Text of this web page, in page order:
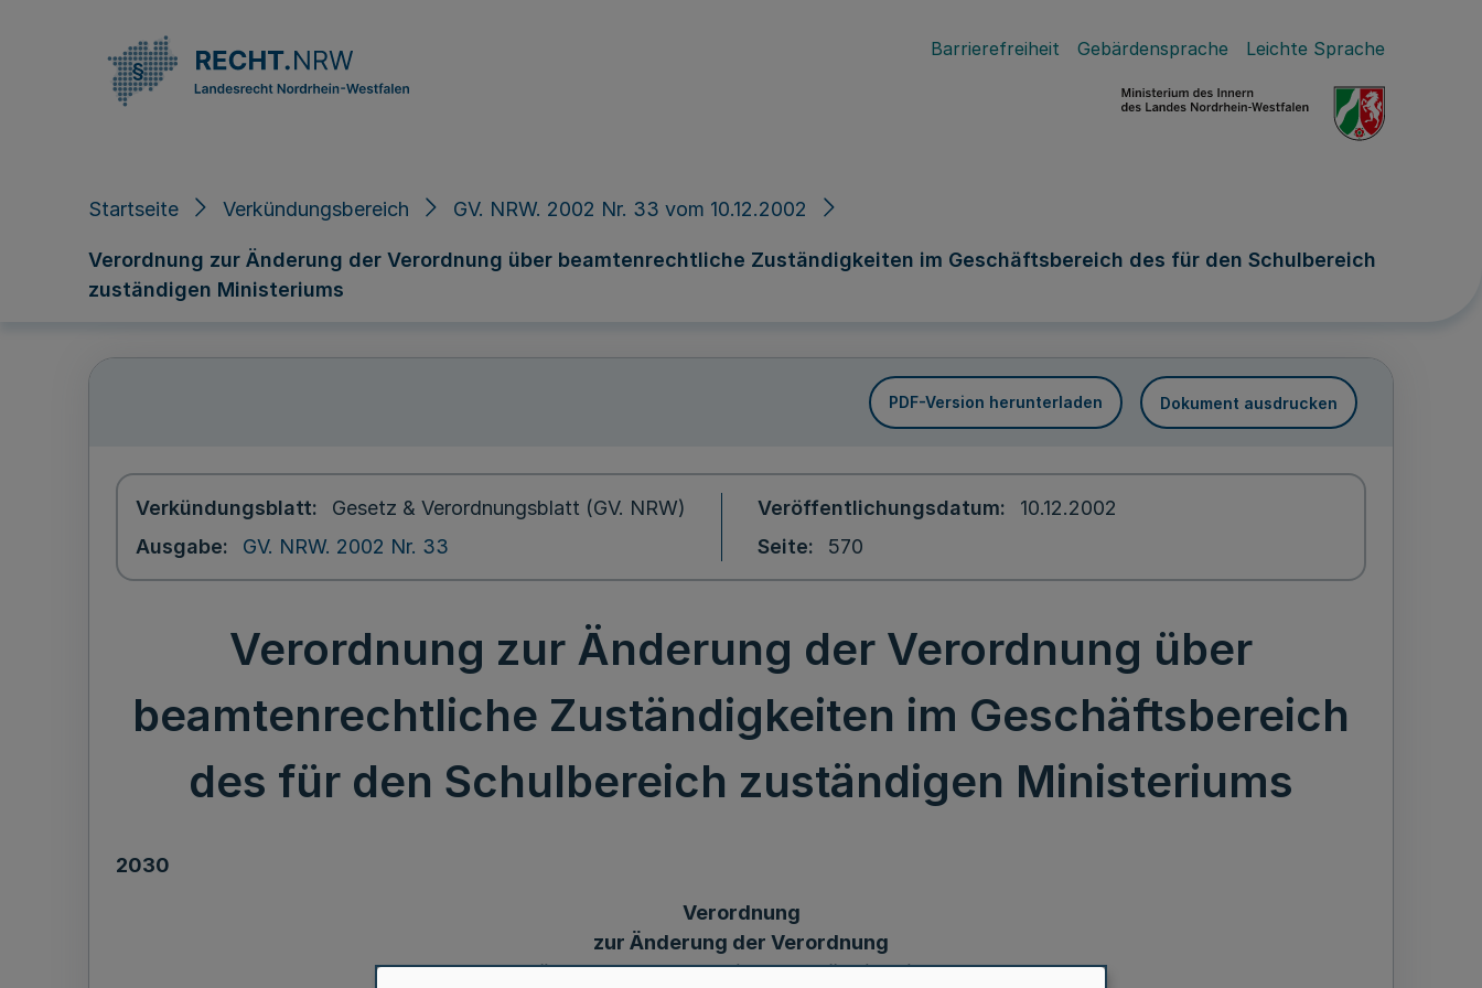
Barrierefreiheit Gebärdensprache Leichte Sprache
Startseite Verkündungsbereich GV. NRW. 2002 Nr. 33 vom 10.12.2002
Verordnung zur Änderung der Verordnung über beamtenrechtliche Zuständigkeiten im Geschäftsbereich des für den Schulbereich
zuständigen Ministeriums
PDF-Version herunterladen Dokument ausdrucken
Verkündungsblatt
Gesetz & Verordnungsblatt (GV. NRW)
Ausgabe
GV. NRW. 2002 Nr. 33
Veröffentlichungsdatum
10.12.2002
Seite
570
Verordnung zur Änderung der Verordnung über
beamtenrechtliche Zuständigkeiten im Geschäftsbereich
des für den Schulbereich zuständigen Ministeriums
2030
Verordnung
zur Änderung der Verordnung
über beamtenrechtliche Zuständigkeiten